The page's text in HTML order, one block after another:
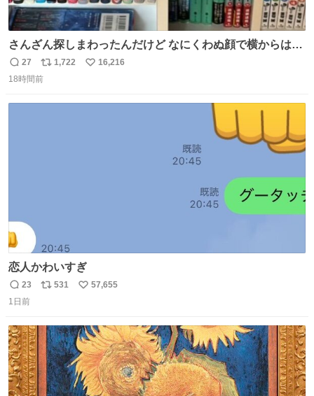
さんざん探しまわったんだけど なにくわぬ顔で横からはえ
てた
返
信
27
リ
ポ
1,722
い
16,216
18時間前
恋人かわいすぎ
返
信
23
リ
ト
数
531
い
数
57,655
1日前